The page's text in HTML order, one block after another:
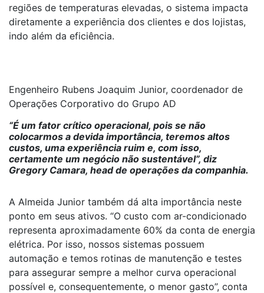
regiões de temperaturas elevadas, o sistema impacta
diretamente a experiência dos clientes e dos lojistas,
indo além da eficiência.
Engenheiro Rubens Joaquim Junior, coordenador de
Operações Corporativo do Grupo AD
“É um fator crítico operacional, pois se não
colocarmos a devida importância, teremos altos
custos, uma experiência ruim e, com isso,
certamente um negócio não sustentável”, diz
Gregory Camara, head de operações da companhia.
A Almeida Junior também dá alta importância neste
ponto em seus ativos. “O custo com ar-condicionado
representa aproximadamente 60% da conta de energia
elétrica. Por isso, nossos sistemas possuem
automação e temos rotinas de manutenção e testes
para assegurar sempre a melhor curva operacional
possível e, consequentemente, o menor gasto”, conta